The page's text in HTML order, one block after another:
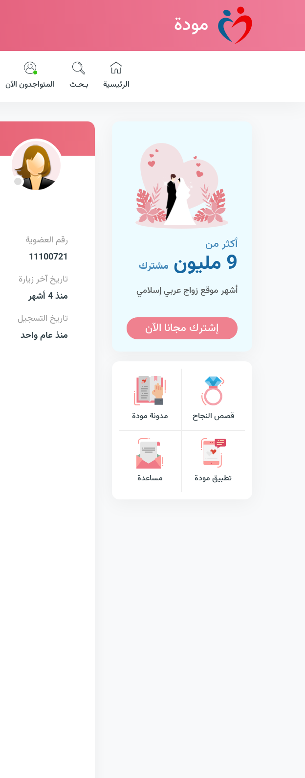
مودة
الرئيسية بـحـث المتواجدون الآن
أكثر من
9 مليون مشترك
أشهر موقع زواج عربي إسلامي
إشترك مجانا الآن
قصص النجاح مدونة مودة
تطبيق مودة مساعدة
رقم العضوية
11100721
تاريخ آخر زيارة
منذ 4 أشهر
تاريخ التسجيل
منذ عام واحد